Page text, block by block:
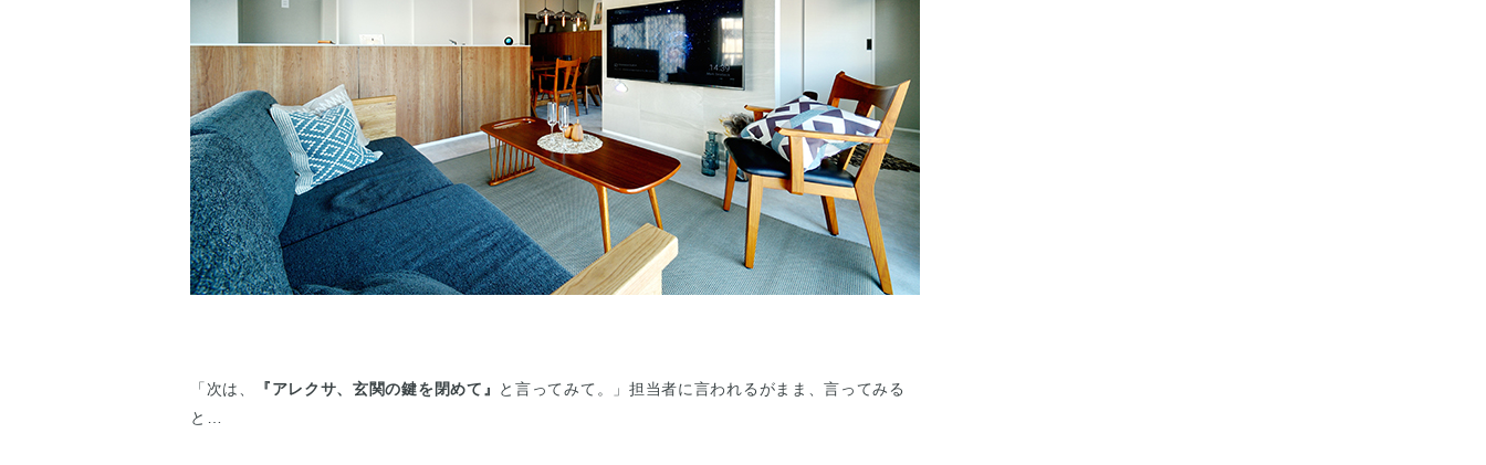
「次は、 『アレクサ、玄関の鍵を閉めて』
と言ってみて。」担当者に言われるがまま、言ってみる
と…